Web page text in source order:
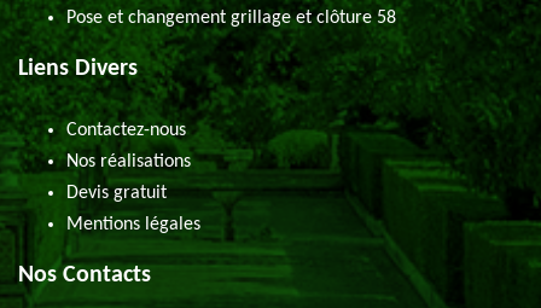
Pose et changement grillage et clôture 58
Liens Divers
Contactez-nous
Nos réalisations
Devis gratuit
Mentions légales
Nos Contacts